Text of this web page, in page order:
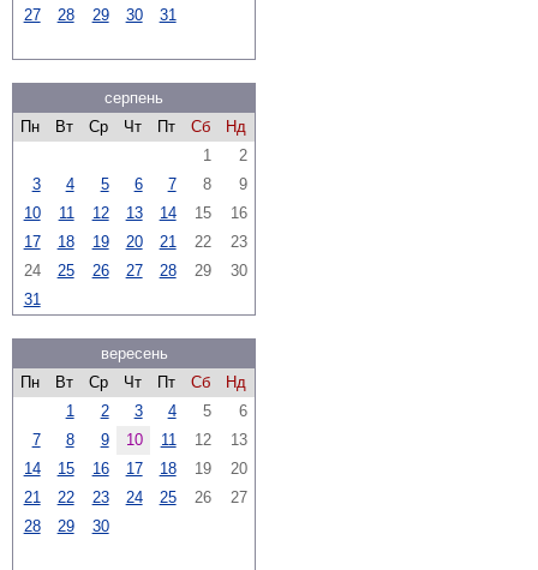
27
28 29 30 31
серпень
Пн
Вт Ср Чт Пт Сб
Нд
1
2
3
4 5 6 7 8
9
10
11 12 13 14 15
16
17
18 19 20 21 22
23
24
25 26 27 28 29
30
31
вересень
Пн
Вт Ср Чт Пт Сб
Нд
1
2 3 4 5
6
7
8 9 10 11 12
13
14
15 16 17 18 19
20
21
22 23 24 25 26
27
28
29 30